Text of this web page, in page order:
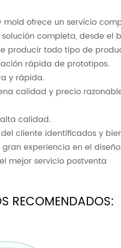
mold ofrece un servicio
completa, desde el
producir todo tipo de
rápida de prototipos.
y rápida.
calidad y precio
calidad.
del cliente identificados y
gran experiencia en el
mejor servicio postventa
RECOMENDADOS: